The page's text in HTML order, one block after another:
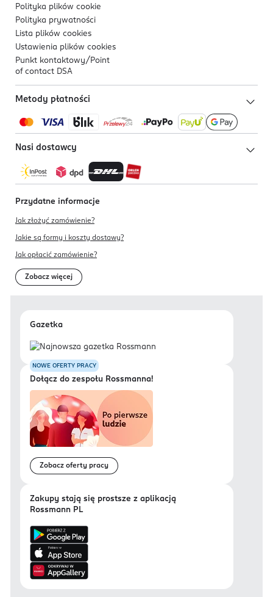
Polityka plików cookie
Polityka prywatności
Lista plików cookies
Ustawienia plików cookies
Punkt kontaktowy/ Point
of contact DSA
Metody płatności
Nasi dostawcy
Przydatne informacje
Jak złożyć zamówienie?
Jakie są formy i koszty dostawy?
Jak opłacić zamówienie?
Zobacz więcej
Gazetka
NOWE OFERTY PRACY
Dołącz do zespołu Rossmanna!
Zobacz oferty pracy
Zakupy stają się prostsze z aplikacją
Rossmann PL